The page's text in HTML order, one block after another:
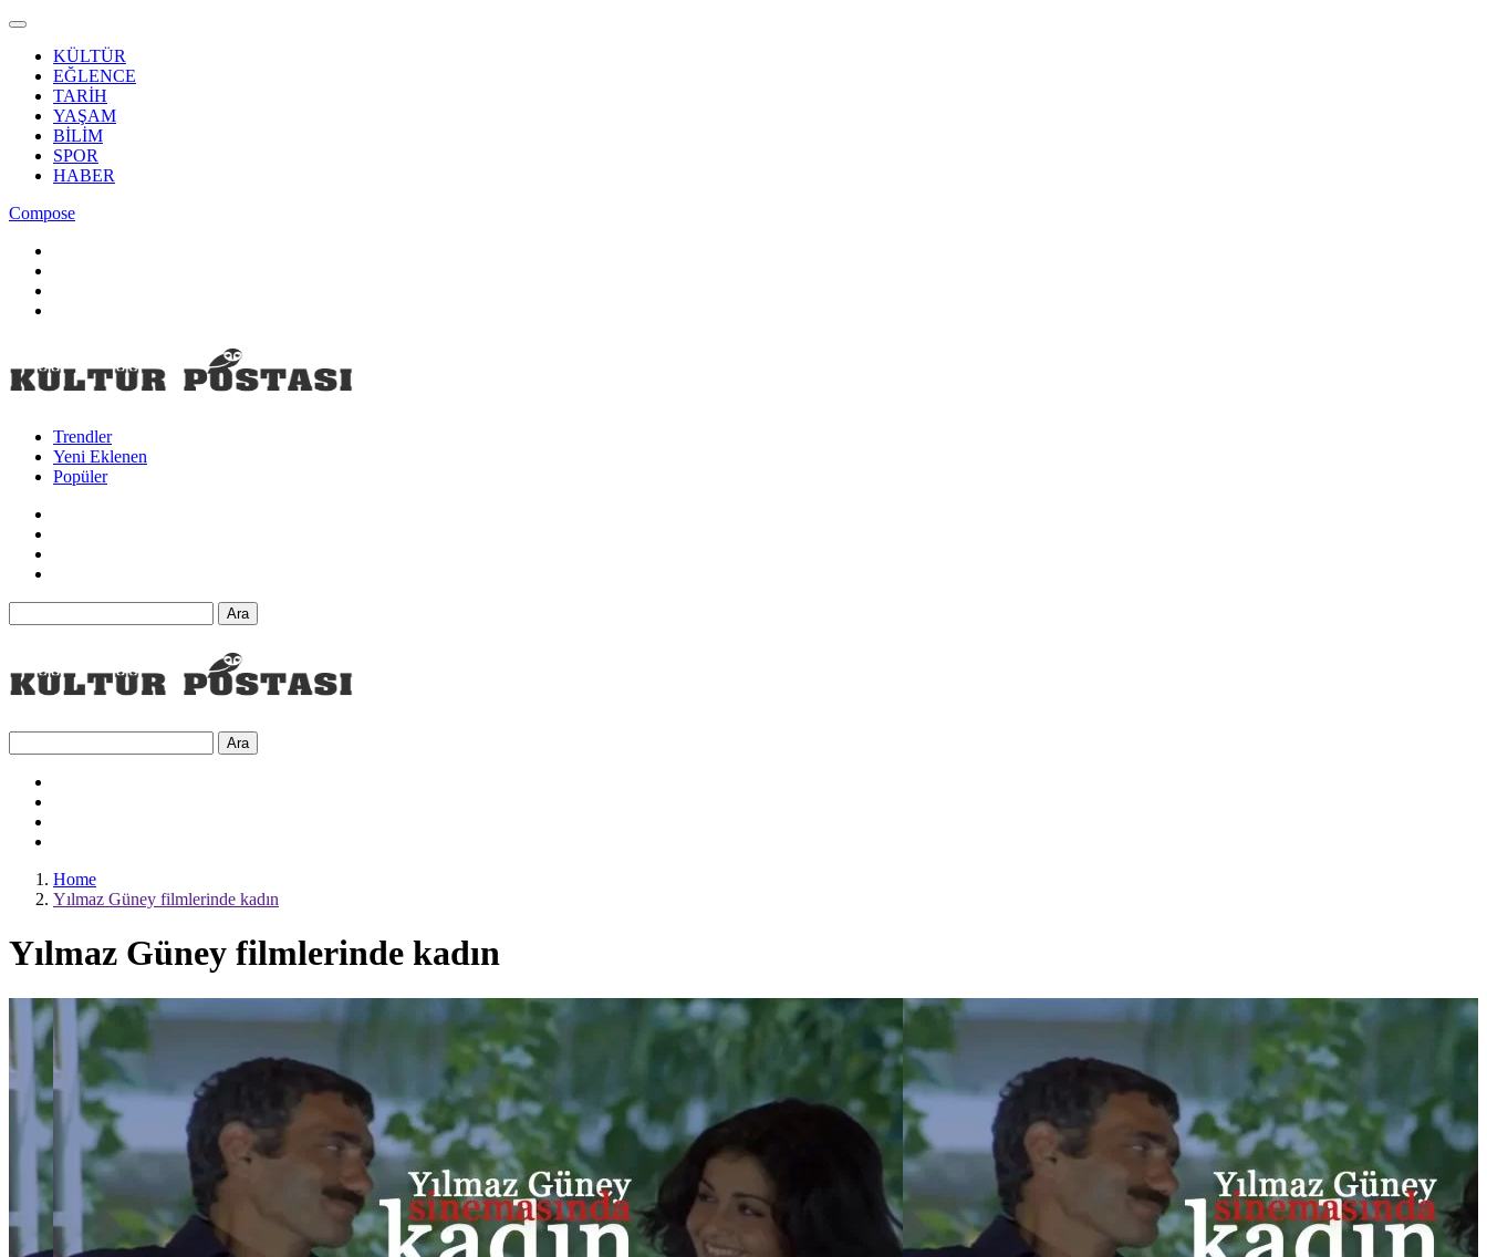
KÜLTÜR
EĞLENCE
TARİH
YAŞAM
BİLİM
SPOR
HABER
Compose
Trendler
Yeni Eklenen
Popüler
Ara
Ara
Home
Yılmaz Güney filmlerinde kadın
Yılmaz Güney filmlerinde kadın